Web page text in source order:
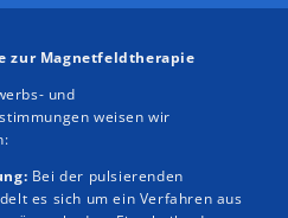
zur Magnetfeldtherapie
und
weisen wir
Bei der pulsierenden
es sich um ein Verfahren aus